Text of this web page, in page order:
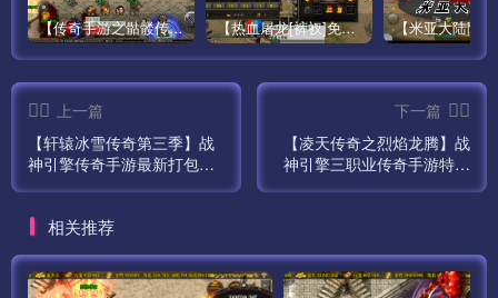
第四步:4-Run
第五步:5-LoginGate
第六步:6-GGService
都启动好了 把APK安装到模拟器中进入游戏。
【传奇手游之骷髅传说第二季十大陆[白猪3]免授权版】经典单职业复古特色战神引擎传奇手游最新打包Win服务端源码视频架设教程-怀旧复古-经典耐玩–新版GM多功能网页授权物品后台-GM直冲网页后台-安卓苹果IOS双端版本！ 【热血屠龙[裤衩]免授权修复版】采用经典战神引擎三职业特色游戏最新打包Win服务端源码视频架设教程-GM直冲后台-新版GM多功能授权物品后台-安卓苹果IOS双端版本-传奇手游！
上一篇
【轩辕冰雪传奇第三季】战
神引擎传奇手游最新打包win
双端版本！
下一篇
【凌天传奇之烈焰龙腾】战
神引擎三职业传奇手游特色
相关推荐